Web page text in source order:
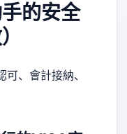
的安全
、會計接納、